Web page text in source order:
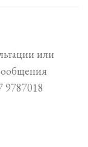
или
9787018